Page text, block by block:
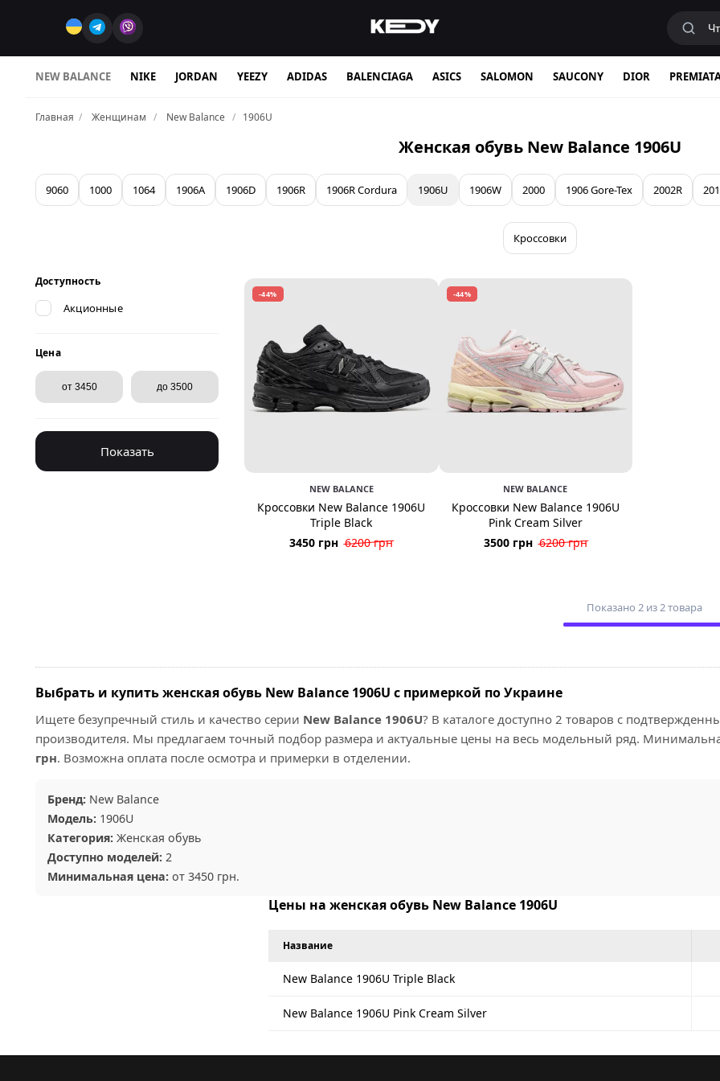
NEW BALANCE NIKE JORDAN YEEZY ADIDAS BALENCIAGA ASICS SALOMON SAUCONY DIOR
Главная Женщинам New Balance 1906U
Женская обувь New Balance 1906U
9060 1000 1064 1906A 1906D 1906R 1906R Cordura 1906U 1906W 2000 1906 Gore-Tex 2002R
Кроссовки
Доступность
Акционные
Цена
Показать
-44%
NEW BALANCE
Кроссовки New Balance 1906U
Triple Black
3450 грн 6200 грн
-44%
NEW BALANCE
Кроссовки New Balance 1906U
Pink Cream Silver
3500 грн 6200 грн
Показано 2 из 2 товара
Выбрать и купить женская обувь New Balance 1906U с примеркой по Украине
Ищете безупречный стиль и качество серии New Balance 1906U? В каталоге доступно 2 товаров с
производителя. Мы предлагаем точный подбор размера и актуальные цены на весь модельный ряд.
грн. Возможна оплата после осмотра и примерки в отделении.
Бренд: New Balance
Модель: 1906U
Категория: Женская обувь
Доступно моделей: 2
Минимальная цена: от 3450 грн.
Цены на женская обувь New Balance 1906U
Название
New Balance 1906U Triple Black
New Balance 1906U Pink Cream Silver